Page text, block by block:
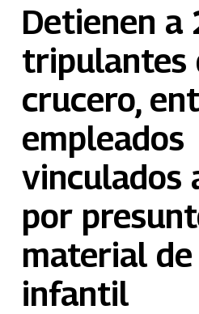
Detienen a
tripulantes
crucero,
empleados
vinculados
por
material de
infantil